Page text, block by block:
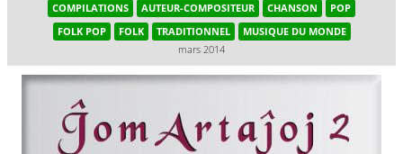
COMPILATIONS AUTEUR-COMPOSITEUR CHANSON
POP
FOLK POP
FOLK TRADITIONNEL
MUSIQUE DU MONDE
mars 2014